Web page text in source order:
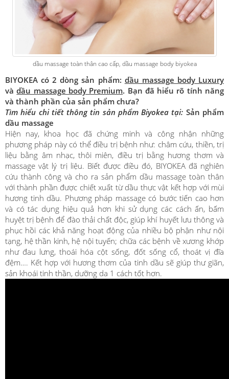
dầu massage toàn thân cao cấp, dầu massage body biyokea
BIYOKEA có 2 dòng sản phẩm: dầu massage body Luxury
vàdầu massage body Premium. Bạn đã hiểu rõ tính năng
và thành phần của sản phẩm chưa?
Tìm hiểu chi tiết thông tin sản phẩm Biyokea tại: Sản phẩm
dầu massage
Hiện nay, khoa học đã chứng minh và công nhận những
phương pháp này có thể điều trị bệnh như: châm cứu, thiền, trị
liệu bằng âm nhạc, thôi miên, điều trị bằng hương thơm và
massage vật lý trị liệu. Biết được điều đó, BIYOKEA đã nghiên
cứu thành công và cho ra sản phẩm dầu massage toàn thân
với thành phần được chiết xuất từ dầu thực vật kết hợp với mùi
hương tinh dầu. Phương pháp massage có bước tiến cao hơn
và có tác dụng hiệu quả hơn khi sử dụng các cách ấn, bấm
huyệt trị bệnh để đào thải chất độc, giúp khí huyết lưu thông và
phục hồi các khả năng hoạt động của nhiều bộ phận như nội
tạng, hệ thần kinh, hệ nội tuyến; chữa các bệnh về xương khớp
như đau lưng, thoái hóa cột sống, đốt sống cổ, thoát vị đĩa
đệm…. Kết hợp với hương thơm của tinh dầu sẽ giúp thư giãn,
sản khoái tinh thần, dưỡng da 1 cách tốt hơn.